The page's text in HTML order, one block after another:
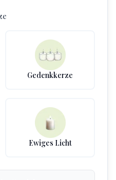
Gedenkkerze
Ewiges Licht